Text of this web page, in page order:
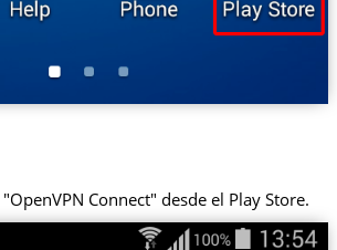
Connect" desde el Play Store.